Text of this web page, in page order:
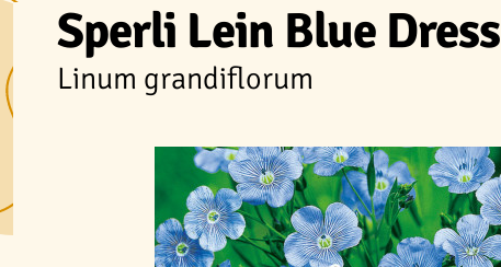
Sperli Lein Blue Dress
Linum grandiflorum